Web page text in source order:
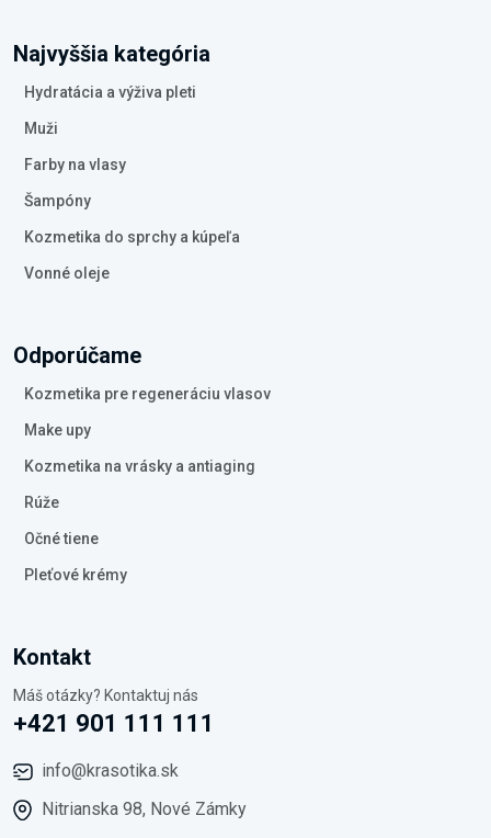
Najvyššia kategória
Hydratácia a výživa pleti
Muži
Farby na vlasy
Šampóny
Kozmetika do sprchy a kúpeľa
Vonné oleje
Odporúčame
Kozmetika pre regeneráciu vlasov
Make upy
Kozmetika na vrásky a antiaging
Rúže
Očné tiene
Pleťové krémy
Kontakt
Máš otázky? Kontaktuj nás
+421 901 111 111
info@krasotika.sk
Nitrianska 98, Nové Zámky